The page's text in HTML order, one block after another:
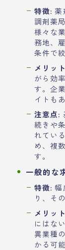
特徴: 薬
調剤薬
様々な
務地、
条件で
メリッ
がら効
す。企
イトも
注意点:
続きや
れてい
め、複
す。
一般的な
特徴: 幅
り、そ
メリッ
にはな
異業種
かる可